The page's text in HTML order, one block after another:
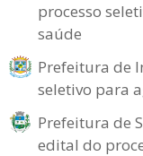
processo
saúde
Prefeitura de
seletivo para
Prefeitura de
edital do